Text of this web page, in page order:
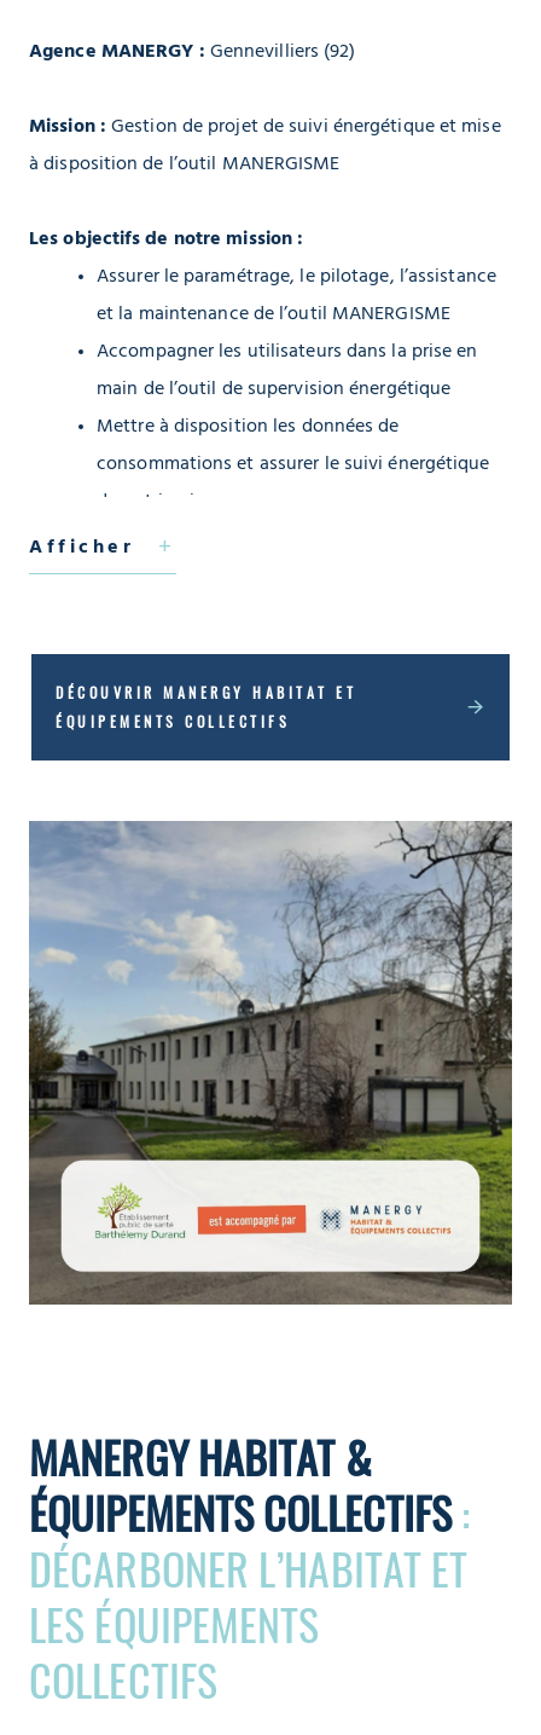
Agence MANERGY : Gennevilliers (92)
Mission : Gestion de projet de suivi énergétique et mise
à disposition de l’outil MANERGISME
Les objectifs de notre mission :
Assurer le paramétrage, le pilotage, l’assistance
et la maintenance de l’outil MANERGISME
Accompagner les utilisateurs dans la prise en
main de l’outil de supervision énergétique
Mettre à disposition les données de
consommations et assurer le suivi énergétique
du patrimoine
Faciliter l’identification des dérives énergétiques
et valoriser l’impact des actions de performances
En chiffres:
67 000 m² : surface de plancher (SDP) assujettie
au Décret Tertiaire
(logements, établissements médico-sociaux et
centres hospitaliers)
13 GWh : consommation énergétique totale en
2023
Afficher
DÉCOUVRIR MANERGY HABITAT ET
ÉQUIPEMENTS COLLECTIFS
MANERGY HABITAT &
ÉQUIPEMENTS COLLECTIFS:
DÉCARBONER L’HABITAT ET
LES ÉQUIPEMENTS
COLLECTIFS